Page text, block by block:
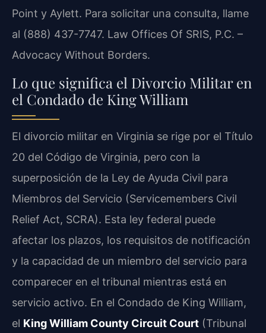
Point y Aylett. Para solicitar una consulta, llame
al (888) 437-7747. Law Offices Of SRIS, P.C. –
Advocacy Without Borders.
Lo que significa el Divorcio Militar en
el Condado de King William
El divorcio militar en Virginia se rige por el Título
20 del Código de Virginia, pero con la
superposición de la Ley de Ayuda Civil para
Miembros del Servicio (Servicemembers Civil
Relief Act, SCRA). Esta ley federal puede
afectar los plazos, los requisitos de notificación
y la capacidad de un miembro del servicio para
comparecer en el tribunal mientras está en
servicio activo. En el Condado de King William,
el King William County Circuit Court (Tribunal